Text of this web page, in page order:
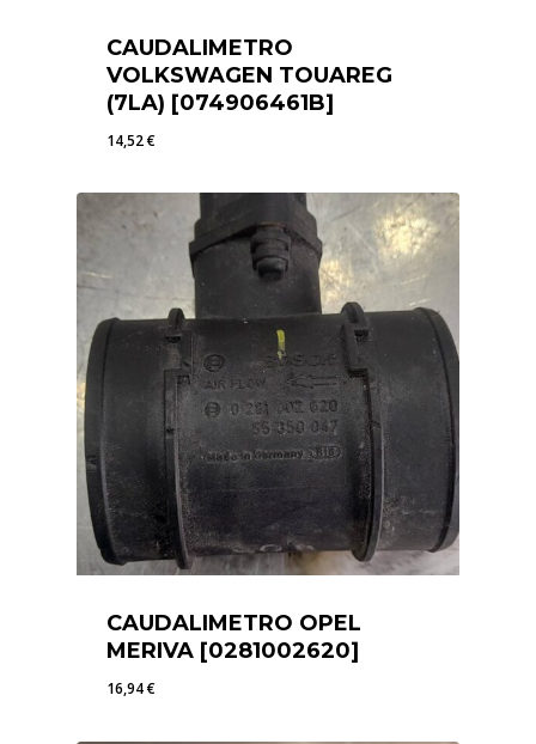
CAUDALIMETRO
VOLKSWAGEN TOUAREG
(7LA) [074906461B]
14,52€
CAUDALIMETRO OPEL
MERIVA [0281002620]
16,94€